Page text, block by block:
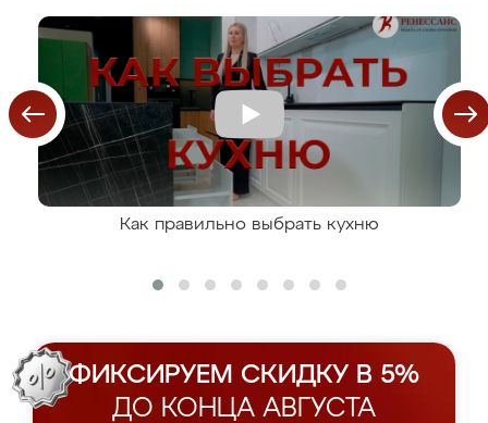
Как правильно выбрать кухню
ФИКСИРУЕМ СКИДКУ В 5%
ДО КОНЦА АВГУСТА